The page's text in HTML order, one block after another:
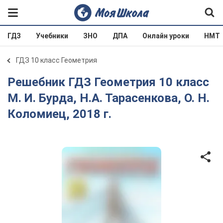
ГДЗ Учебники ЗНО ДПА Онлайн уроки НМТ
ГДЗ 10 класс Геометрия
Решебник ГДЗ Геометрия 10 класс
М. И. Бурда, Н.А. Тарасенкова, О. Н.
Коломиец, 2018 г.